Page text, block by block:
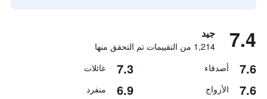
7.4 جيد
1,214 من التقييمات تم التحقق منها
7.6 أصدقاء 7.3 عائلات
7.6 الأزواج 6.9 منفرد